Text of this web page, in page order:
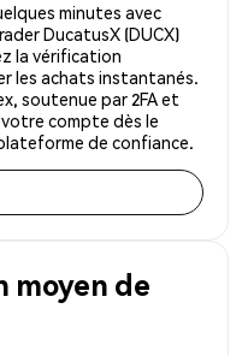
minutes avec
DucatusX (DUCX)
la vérification
les achats instantanés.
soutenue par 2FA et
compte dès le
de confiance.
moyen de